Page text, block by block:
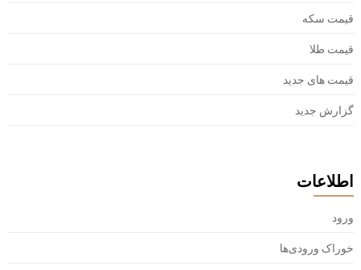
قیمت سکه
قیمت طلا
قیمت های جدید
گزارش جدید
اطلاعات
ورود
خوراک ورودی‌ها